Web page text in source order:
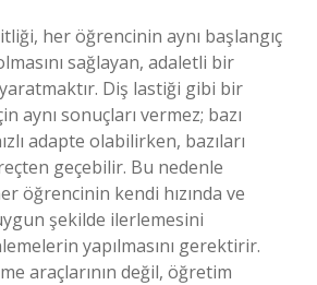
her öğrencinin aynı başlangıç
sağlayan, adaletli bir
Diş lastiği gibi bir
aynı sonuçları vermez; bazı
adapte olabilirken, bazıları
geçebilir. Bu nedenle
öğrencinin kendi hızında ve
şekilde ilerlemesini
yapılmasını gerektirir.
araçlarının değil, öğretim